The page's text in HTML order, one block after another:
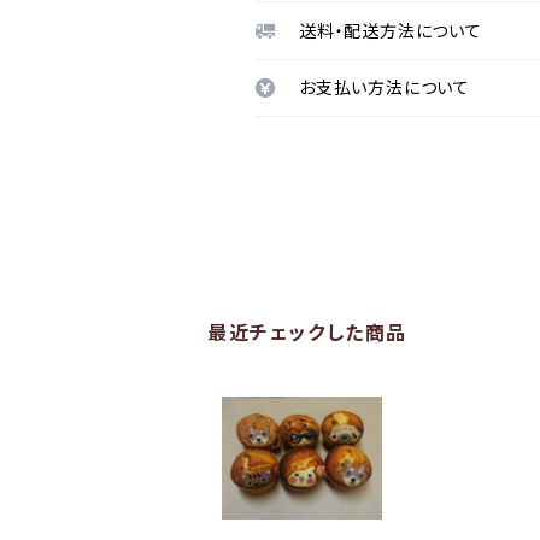
送料・配送方法について
お支払い方法について
最近チェックした商品